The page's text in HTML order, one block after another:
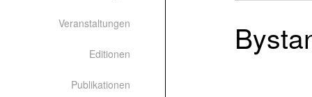
Veranstaltungen
Editionen
Publikationen